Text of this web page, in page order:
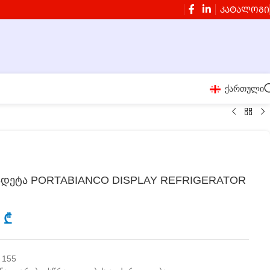
ᲙᲐᲢᲐᲚᲝᲒᲘ
ქართული
PORTABIANCO DISPLAY REFRIGERATOR
₾